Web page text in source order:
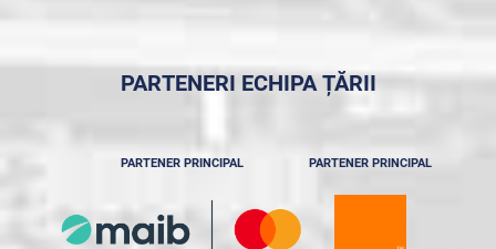
PARTENERI ECHIPA ȚĂRII
PARTENER PRINCIPAL PARTENER PRINCIPAL